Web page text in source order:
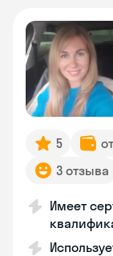
5
3 отзыва
Имеет